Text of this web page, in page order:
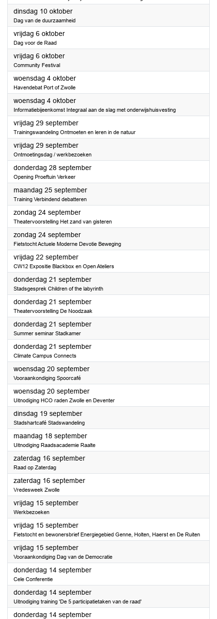
dinsdag 10 oktober2023
Dag van de duurzaamheid
vrijdag 6 oktober2023
Dag voor de Raad
vrijdag 6 oktober2023
Community Festival
woensdag 4 oktober2023
Havendebat Port of Zwolle
woensdag 4 oktober2023
Informatiebijeenkomst Integraal aan de slag met onderwijshuisvesting
vrijdag 29 september2023
Trainingswandeling Ontmoeten en leren in de natuur
vrijdag 29 september2023
Ontmoetingsdag / werkbezoeken
donderdag 28 september2023
Opening Proeftuin Verkeer
maandag 25 september2023
Training Verbindend debatteren
zondag 24 september2023
Theatervoorstelling Het zand van gisteren
zondag 24 september2023
Fietstocht Actuele Moderne Devotie Beweging
vrijdag 22 september2023
CW12 Expositie Blackbox en Open Ateliers
donderdag 21 september2023
Stadsgesprek Children of the labyrinth
donderdag 21 september2023
Theatervoorstelling De Noodzaak
donderdag 21 september2023
Summer seminar Stadkamer
donderdag 21 september2023
Climate Campus Connects
woensdag 20 september2023
Vooraankondiging Spoorcafé
woensdag 20 september2023
Uitnodiging HCO raden Zwolle en Deventer
dinsdag 19 september2023
Stadshartcafé Stadswandeling
maandag 18 september2023
Uitnodiging Raadsacademie Raalte
zaterdag 16 september2023
Raad op Zaterdag
zaterdag 16 september2023
Vredesweek Zwolle
vrijdag 15 september2023
Werkbezoeken
vrijdag 15 september2023
Fietstocht en bewonersbrief Energiegebied Genne, Holten, Haerst en De Ruiten
vrijdag 15 september2023
Vooraankondiging Dag van de Democratie
donderdag 14 september2023
Cele Conferentie
donderdag 14 september2023
Uitnodiging training 'De 5 participatietaken van de raad'
donderdag 14 september2023